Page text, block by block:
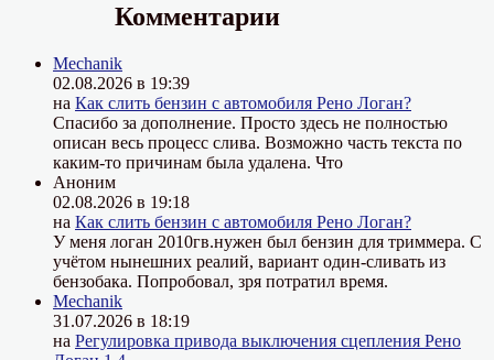
Комментарии
Mechanik
02.08.2026 в 19:39
на Как слить бензин с автомобиля Рено Логан?
Спасибо за дополнение. Просто здесь не полностью
описан весь процесс слива. Возможно часть текста по
каким-то причинам была удалена. Что
Аноним
02.08.2026 в 19:18
на Как слить бензин с автомобиля Рено Логан?
У меня логан 2010гв.нужен был бензин для триммера. С
учётом нынешних реалий, вариант один-сливать из
бензобака. Попробовал, зря потратил время.
Mechanik
31.07.2026 в 18:19
на Регулировка привода выключения сцепления Рено